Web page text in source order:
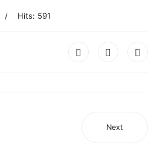
Hits: 591
Next